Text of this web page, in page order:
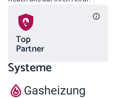
Top
Partner
Systeme
Gasheizung